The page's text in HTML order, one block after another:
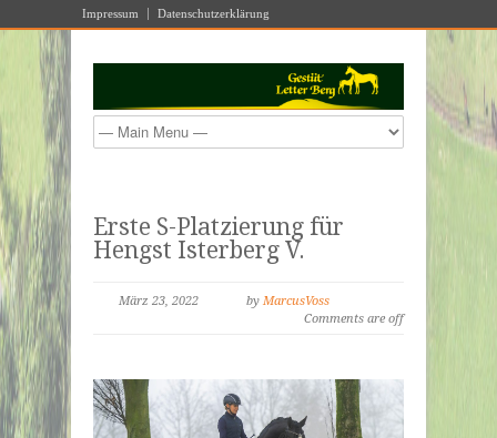
Impressum Datenschutzerklärung
Erste S-Platzierung für
Hengst Isterberg V.
März 23, 2022 by MarcusVoss
Comments are off